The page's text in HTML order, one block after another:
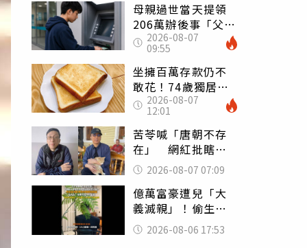
母親過世當天提領
206萬辦後事「父子
遭判刑」 律師：
搶錢先下手是罪
2026-08-07
09:55
坐擁百萬存款仍不
敢花！74歲獨居翁
「1餐只吃1片吐
司」 半年後暴瘦
嚇壞女兒
2026-08-07
12:01
苦苓喊「唐朝不存
在」 網紅批瞎編
歷史：李白、杜甫
用鮮卑文寫詩？
2026-08-07 07:09
億萬富豪遭兒「大
義滅親」！偷生子
怕曝光 竟盜鄰居
身份辦假證落戶
2026-08-06 17:53